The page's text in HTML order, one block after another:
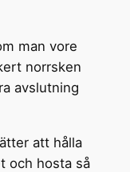
man vore
norrsken
avslutning
att hålla
och hosta så